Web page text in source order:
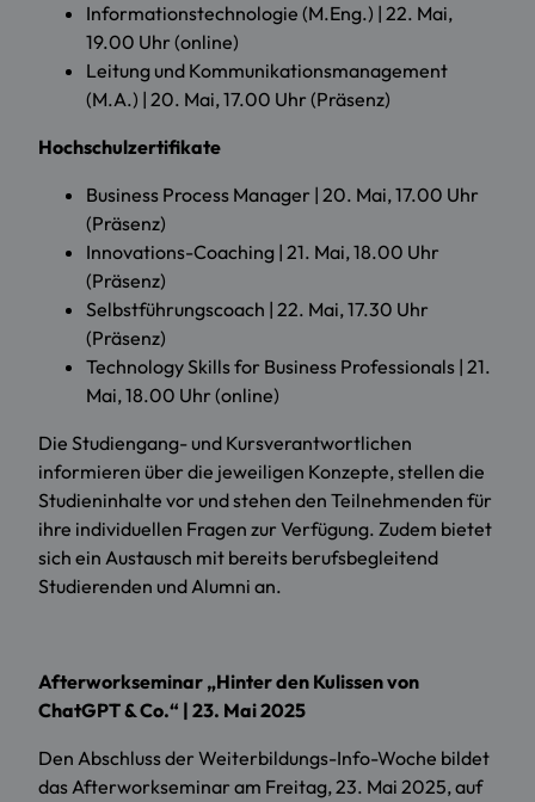
Informationstechnologie (M.Eng.) | 22. Mai,
19.00 Uhr (online)
Leitung und Kommunikationsmanagement
(M.A.) | 20. Mai, 17.00 Uhr (Präsenz)
Hochschulzertifikate
Business Process Manager | 20. Mai, 17.00 Uhr
(Präsenz)
Innovations-Coaching | 21. Mai, 18.00 Uhr
(Präsenz)
Selbstführungscoach | 22. Mai, 17.30 Uhr
(Präsenz)
Technology Skills for Business Professionals | 21.
Mai, 18.00 Uhr (online)
Die Studiengang- und Kursverantwortlichen
informieren über die jeweiligen Konzepte, stellen die
Studieninhalte vor und stehen den Teilnehmenden für
ihre individuellen Fragen zur Verfügung. Zudem bietet
sich ein Austausch mit bereits berufsbegleitend
Studierenden und Alumni an.
Afterworkseminar „Hinter den Kulissen von
ChatGPT & Co.“ | 23. Mai 2025
Den Abschluss der Weiterbildungs-Info-Woche bildet
das Afterworkseminar am Freitag, 23. Mai 2025, auf